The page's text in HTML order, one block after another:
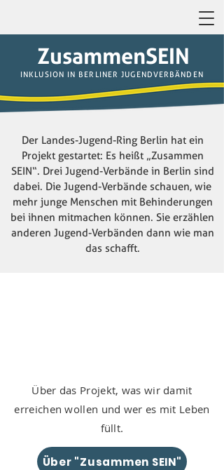
INKLUSION IN BERLINER JUGENDVERBÄNDEN
ZusammenSEIN
Der Landes-Jugend-Ring Berlin hat ein
Projekt gestartet: Es heißt „Zusammen
SEIN“. Drei Jugend-Verbände in Berlin sind
dabei. Die Jugend-Verbände schauen, wie
mehr junge Menschen mit Behinderungen
bei ihnen mitmachen können. Sie erzählen
anderen Jugend-Verbänden dann wie man
das schafft.
Über das Projekt, was wir damit
erreichen wollen und wer es mit Leben
füllt.
Über "Zusammen SEIN"